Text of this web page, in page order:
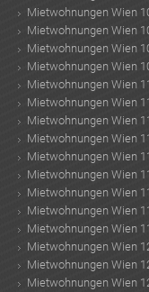
Mietwohnungen Wien
Mietwohnungen Wien
Mietwohnungen Wien
Mietwohnungen Wien
Mietwohnungen Wien
Mietwohnungen Wien
Mietwohnungen Wien
Mietwohnungen Wien
Mietwohnungen Wien
Mietwohnungen Wien
Mietwohnungen Wien
Mietwohnungen Wien
Mietwohnungen Wien
Mietwohnungen Wien
Mietwohnungen Wien
Mietwohnungen Wien